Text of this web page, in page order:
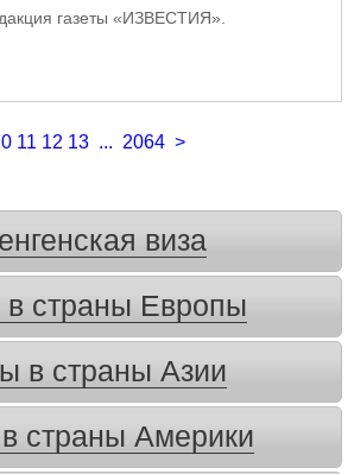
газеты «ИЗВЕСТИЯ».
11 12 13 ... 2064 >
виза
в страны Европы
в страны Азии
страны Америки